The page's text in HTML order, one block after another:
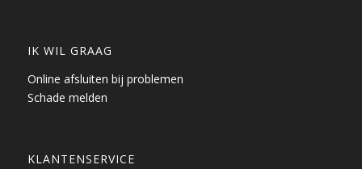
IK WIL GRAAG
Online afsluiten bij problemen
Schade melden
KLANTENSERVICE